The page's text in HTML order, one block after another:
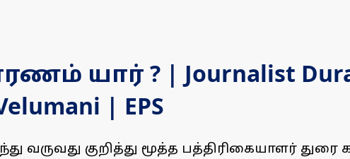
யார் ? | Journalist
| EPS
குறித்து மூத்த பத்திரிகையாளர்